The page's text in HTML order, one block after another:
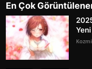
En Çok